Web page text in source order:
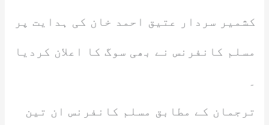
کشمیر سردار عتیق احمد خان کی ہدایت پر
مسلم کانفرنس نے بھی سوگ کا اعلان کردیا
۔
ترجمان کے مطابق مسلم کانفرنس ان تین